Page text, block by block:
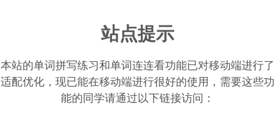
bargeboard含义。
站点提示
本站的单词拼写练习和单词连连看功能已对移动端进行了
适配优化，现已能在移动端进行很好的使用，需要这些功
能的同学请通过以下链接访问：